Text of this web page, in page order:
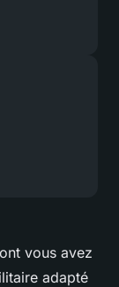
vous avez
adapté